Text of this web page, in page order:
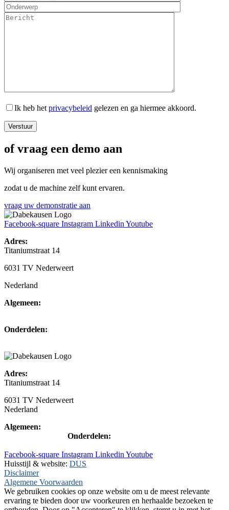
Ik heb het privacybeleid gelezen en ga hiermee akkoord.
of vraag een demo aan
Wij organiseren met veel plezier een kennismaking
zodat u de machine zelf kunt ervaren.
vraag uw demonstratie aan
Facebook-square Instagram Linkedin Youtube
Adres:
Titaniumstraat 14
6031 TV Nederweert
Nederland
Algemeen:
Onderdelen:
Adres:
Titaniumstraat 14
6031 TV Nederweert
Nederland
Algemeen:
Onderdelen:
Facebook-square Instagram Linkedin Youtube
Huisstijl & website: DUS
Disclaimer
Algemene Voorwaarden
We gebruiken cookies op onze website om u de meest relevante
ervaring te bieden door uw voorkeuren en herhaalde bezoeken te